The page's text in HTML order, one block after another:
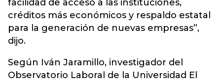
facilidad de acceso a las instituciones,
créditos más económicos y respaldo estatal
para la generación de nuevas empresas”,
dijo.
Según Iván Jaramillo, investigador del
Observatorio Laboral de la Universidad El